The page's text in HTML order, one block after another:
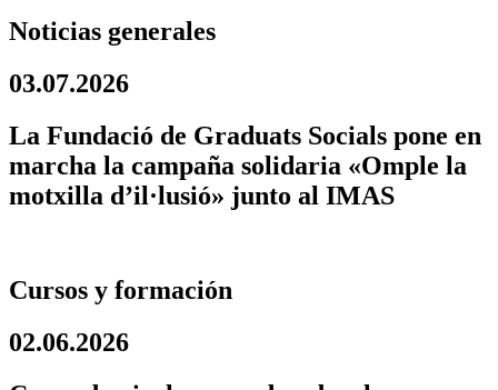
Noticias generales
03.07.2026
La Fundació de Graduats Socials pone en
marcha la campaña solidaria «Omple la
motxilla d’il·lusió» junto al IMAS
Cursos y formación
02.06.2026